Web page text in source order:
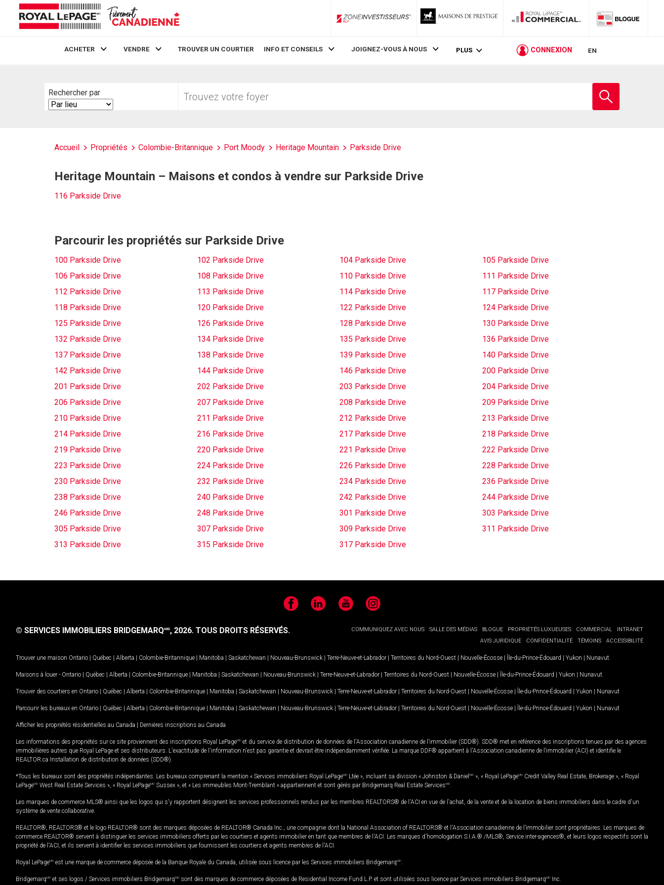
ZoneInvestisseurs RLP
ACHETER VENDRE TROUVER UN COURTIER INFO ET CONSEILS JOIGNEZ-VOUS À NOUS PLUS CONNEXION EN
Rechercher par
Search
By
votre
Accueil Propriétés Colombie-Britannique Port Moody Heritage Mountain Parkside Drive
Heritage Mountain – Maisons et condos à vendre sur Parkside Drive
116 Parkside Drive
Parcourir les propriétés sur Parkside Drive
100 Parkside Drive 102 Parkside Drive 104 Parkside Drive
105 Parkside Drive
106 Parkside Drive
108 Parkside Drive 110 Parkside Drive
111 Parkside Drive
112 Parkside Drive
113 Parkside Drive 114 Parkside Drive
117 Parkside Drive
118 Parkside Drive
120 Parkside Drive 122 Parkside Drive
124 Parkside Drive
125 Parkside Drive
126 Parkside Drive 128 Parkside Drive
130 Parkside Drive
132 Parkside Drive
134 Parkside Drive 135 Parkside Drive
136 Parkside Drive
137 Parkside Drive
138 Parkside Drive 139 Parkside Drive
140 Parkside Drive
142 Parkside Drive
144 Parkside Drive 146 Parkside Drive
200 Parkside Drive
201 Parkside Drive
202 Parkside Drive 203 Parkside Drive
204 Parkside Drive
206 Parkside Drive
207 Parkside Drive 208 Parkside Drive
209 Parkside Drive
210 Parkside Drive
211 Parkside Drive 212 Parkside Drive
213 Parkside Drive
214 Parkside Drive
216 Parkside Drive 217 Parkside Drive
218 Parkside Drive
219 Parkside Drive
220 Parkside Drive 221 Parkside Drive
222 Parkside Drive
223 Parkside Drive
224 Parkside Drive 226 Parkside Drive
228 Parkside Drive
230 Parkside Drive
232 Parkside Drive 234 Parkside Drive
236 Parkside Drive
238 Parkside Drive
240 Parkside Drive 242 Parkside Drive
244 Parkside Drive
246 Parkside Drive
248 Parkside Drive 301 Parkside Drive
303 Parkside Drive
305 Parkside Drive
307 Parkside Drive 309 Parkside Drive
311 Parkside Drive
313 Parkside Drive
315 Parkside Drive 317 Parkside Drive
FacebookLinkedIn YouTubeInstagram
COMMUNIQUEZ AVEC NOUS SALLE DES MÉDIAS BLOGUE PROPRIÉTÉS LUXUEUSES COMMERCIAL
INTRANET
AVIS JURIDIQUE
CONFIDENTIALITÉ TÉMOINS ACCESSIBILITÉ
© SERVICES IMMOBILIERS BRIDGEMARQMD, 2026. TOUS DROITS RÉSERVÉS.
Trouver une maison Ontario | Québec | Alberta | Colombie-Britannique | Manitoba | Saskatchewan | Nouveau-Brunswick | Terre-Neuve-et-Labrador | Territoires du Nord-Ouest | Nouvelle-Écosse | Île-du-Prince-Édouard | Yukon | Nunavut
Maisons à louer - Ontario | Québec | Alberta | Colombie-Britannique | Manitoba | Saskatchewan | Nouveau-Brunswick | Terre-Neuve-et-Labrador | Territoires du Nord-Ouest | Nouvelle-Écosse | Île-du-Prince-Édouard | Yukon | Nunavut
Trouver des courtiers en Ontario | Québec | Alberta | Colombie-Britannique | Manitoba | Saskatchewan | Nouveau-Brunswick | Terre-Neuve-et-Labrador | Territoires du Nord-Ouest | Nouvelle-Écosse | Île-du-Prince-Édouard | Yukon | Nunavut
Parcourir les bureaux en Ontario | Québec | Alberta | Colombie-Britannique | Manitoba | Saskatchewan | Nouveau-Brunswick | Terre-Neuve-et-Labrador | Territoires du Nord-Ouest | Nouvelle-Écosse | Île-du-Prince-Édouard | Yukon | Nunavut
Afficher les propriétés résidentielles au Canada | Dernières inscriptions au Canada
Les informations des propriétés sur ce site proviennent des inscriptions Royal LePageMD et du service de distribution de données de l'Association canadienne de l’immobilier (SDD®). SDD® met en référence des inscriptions tenues par des agences
immobilières autres que Royal LePage et ses distributeurs. L'exactitude de l'information n'est pas garantie et devrait être indépendamment vérifiée. La marque DDF® appartient à l'Association canadienne de l’immobilier (ACI) et identifie le
REALTOR.ca Installation de distribution de données (SDD®).
*Tous les bureaux sont des propriétés indépendantes. Les bureaux comprenant la mention « Services immobiliers Royal LePageMD Ltée », incluant sa division « Johnston & Daniel MD », « Royal LePageMD Credit Valley Real Estate, Brokerage », « Royal
LePageMD West Real Estate Services », « Royal LePageMD Sussex », et « Les immeubles Mont-Tremblant » appartiennent et sont gérés par Bridgemarq Real Estate ServicesMD
Les marques de commerce MLS® ainsi que les logos qui s'y rapportent désignent les services professionnels rendus par les membres REALTORS® de l'ACI en vue de l'achat, de la vente et de la location de biens immobiliers dans le cadre d'un
système de vente collaborative.
REALTOR®, REALTORS® et le logo REALTOR® sont des marques déposées de REALTOR® Canada Inc., une compagnie dont la National Association of REALTORS® et l'Association canadienne de l’immobilier sont propriétaires. Les marques de
commerce REALTOR® servent à distinguer les services immobiliers offerts par les courtiers et agents immobilier en tant que membres de l'ACI. Les marques d'homologation S.I.A.® /MLS®, Service inter-agences®, et leurs logos respectifs sont la
propriété de l'ACI, et ils servent à identifier les services immobiliers que fournissent les courtiers et agents membres de l'ACI.
Royal LePageMD est une marque de commerce déposée de la Banque Royale du Canada, utilisée sous licence par les Services immobiliers BridgemarqMD
BridgemarqMD et ses logos / Services immobiliers BridgemarqMD sont des marques de commerce déposées de Residential Income Fund L.P. et sont utilisées sous licence par Services immobiliers BridgemarqMD Inc.